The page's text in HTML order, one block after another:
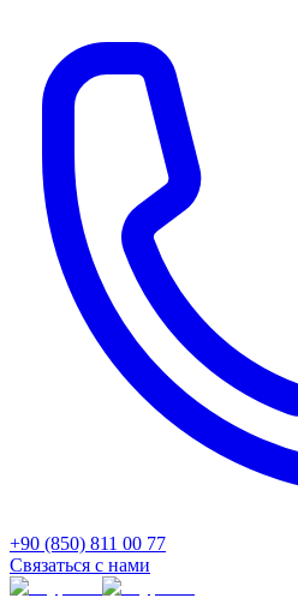
+90 (850) 811 00 77
Связаться с нами